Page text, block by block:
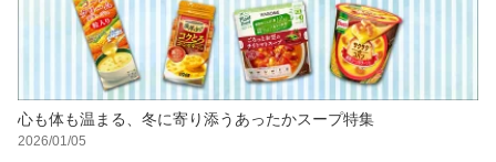
心も体も温まる、冬に寄り添うあったかスープ特集
2026/01/05